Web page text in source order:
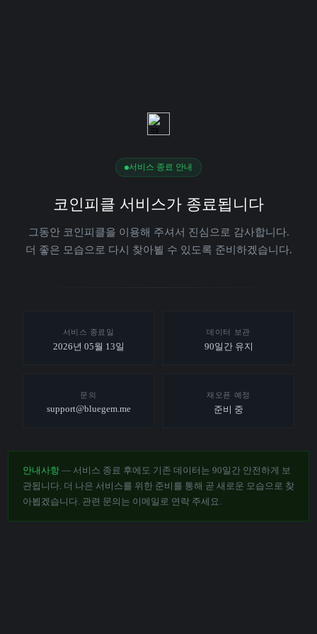
서비스 종료 안내
코인피클 서비스가 종료됩니다
그동안 코인피클을 이용해 주셔서 진심으로 감사합니다.
더 좋은 모습으로 다시 찾아뵐 수 있도록 준비하겠습니다.
서비스 종료일
2026년 05월 13일
데이터 보관
90일간 유지
문의
support@bluegem.me
재오픈 예정
준비 중
안내사항 — 서비스 종료 후에도 기존 데이터는 90일간 안전하게 보
관됩니다. 더 나은 서비스를 위한 준비를 통해 곧 새로운 모습으로 찾
아뵙겠습니다. 관련 문의는 이메일로 연락 주세요.